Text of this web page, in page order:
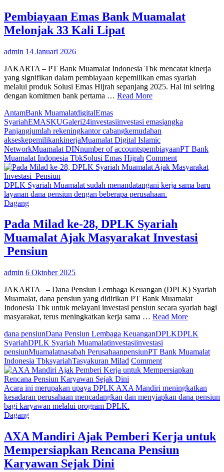
&
Akhirat”
Pembiayaan Emas Bank Muamalat
Melonjak 33 Kali Lipat
admin 14 Januari 2026
JAKARTA – PT Bank Muamalat Indonesia Tbk mencatat kinerja
yang signifikan dalam pembiayaan kepemilikan emas syariah
melalui produk Solusi Emas Hijrah sepanjang 2025. Hal ini seiring
dengan komitmen bank pertama … Read More
AntamBank MuamalatdigitalEmas
SyariahEMASKUGaleri24investasiinvestasi emasjangka
Panjangjumlah rekeningkantor cabangkemudahan
akseskepemilikankinerjaMuamalat Digital Islamic
NetworkMuamalat DINnumber of accountspembiayaanPT Bank
Muamalat Indonesia TbkSolusi Emas Hijrah Commenton
Pembiayaan
Bank
Lipat
DPLK Syariah Muamalat sudah menandatangani kerja sama baru
layanan dana pensiun dengan beberapa perusahaan.
Dagang
Pada Milad ke-28, DPLK Syariah
Muamalat Ajak Masyarakat Investasi
Pensiun
admin 6 Oktober 2025
JAKARTA – Dana Pensiun Lembaga Keuangan (DPLK) Syariah
Muamalat, dana pensiun yang didirikan PT Bank Muamalat
Indonesia Tbk untuk melayani investasi pensiun secara syariah bagi
masyarakat, terus meningkatkan kerja sama … Read More
dana pensiunDana Pensiun Lembaga KeuanganDPLKDPLK
SyariahDPLK Syariah Muamalatinvestasiinvestasi
pensiunMuamalatnasabah PerusahaanpensiunPT Bank Muamalat
Indonesia TbksyariahTasyakuran Milad Commenton
Pada
ke-
28,
Ajak
Masyarakat
Investasi
Acara ini merupakan upaya DPLK AXA Mandiri meningkatkan
kesadaran perusahaan mencadangkan dan menyiapkan dana pensiun
bagi karyawan melalui program DPLK.
Dagang
AXA Mandiri Ajak Pemberi Kerja untuk
Mempersiapkan Rencana Pensiun
Karyawan Sejak Dini